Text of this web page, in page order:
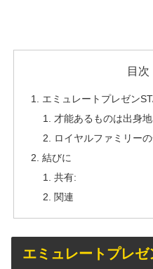
目次
エミュレートプレゼン
才能あるものは出身
ロイヤルファミリー
結びに
共有:
関連
エミュレートプレゼ